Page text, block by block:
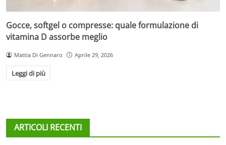
Gocce, softgel o compresse: quale formulazione di
vitamina D assorbe meglio
Mattia Di Gennaro Aprile 29, 2026
Leggi di più
ARTICOLI RECENTI